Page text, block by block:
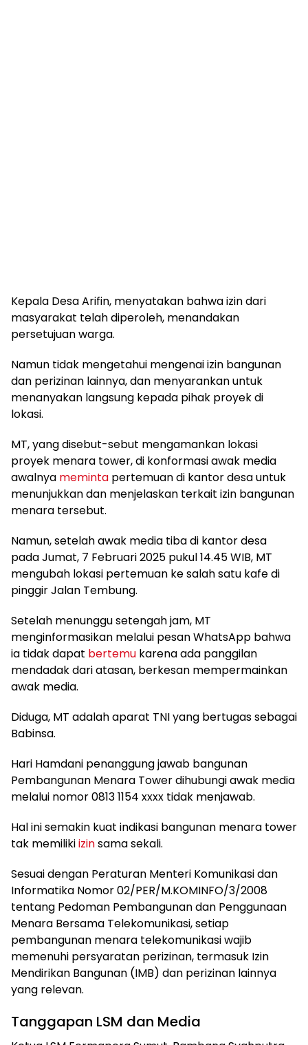
Kepala Desa Arifin, menyatakan bahwa izin dari
masyarakat telah diperoleh, menandakan
persetujuan warga.
Namun tidak mengetahui mengenai izin bangunan
dan perizinan lainnya, dan menyarankan untuk
menanyakan langsung kepada pihak proyek di
lokasi.
MT, yang disebut-sebut mengamankan lokasi
proyek menara tower, di konformasi awak media
awalnya meminta pertemuan di kantor desa untuk
menunjukkan dan menjelaskan terkait izin bangunan
menara tersebut.
Namun, setelah awak media tiba di kantor desa
pada Jumat, 7 Februari 2025 pukul 14.45 WIB, MT
mengubah lokasi pertemuan ke salah satu kafe di
pinggir Jalan Tembung.
Setelah menunggu setengah jam, MT
menginformasikan melalui pesan WhatsApp bahwa
ia tidak dapat bertemu karena ada panggilan
mendadak dari atasan, berkesan mempermainkan
awak media.
Diduga, MT adalah aparat TNI yang bertugas sebagai
Babinsa.
Hari Hamdani penanggung jawab bangunan
Pembangunan Menara Tower dihubungi awak media
melalui nomor 0813 1154 xxxx tidak menjawab.
Hal ini semakin kuat indikasi bangunan menara tower
tak memilikiizinsama sekali.
Sesuai dengan Peraturan Menteri Komunikasi dan
Informatika Nomor 02/PER/M.KOMINFO/3/2008
tentang Pedoman Pembangunan dan Penggunaan
Menara Bersama Telekomunikasi, setiap
pembangunan menara telekomunikasi wajib
memenuhi persyaratan perizinan, termasuk Izin
Mendirikan Bangunan (IMB) dan perizinan lainnya
yang relevan.
Tanggapan LSM dan Media